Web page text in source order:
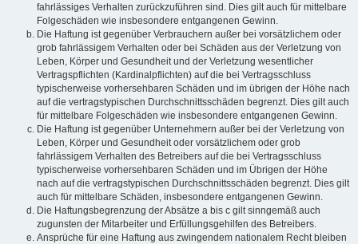
fahrlässiges Verhalten zurückzuführen sind. Dies gilt auch für mittelbare
Folgeschäden wie insbesondere entgangenen Gewinn.
Die Haftung ist gegenüber Verbrauchern außer bei vorsätzlichem oder
grob fahrlässigem Verhalten oder bei Schäden aus der Verletzung von
Leben, Körper und Gesundheit und der Verletzung wesentlicher
Vertragspflichten (Kardinalpflichten) auf die bei Vertragsschluss
typischerweise vorhersehbaren Schäden und im übrigen der Höhe nach
auf die vertragstypischen Durchschnittsschäden begrenzt. Dies gilt auch
für mittelbare Folgeschäden wie insbesondere entgangenen Gewinn.
Die Haftung ist gegenüber Unternehmern außer bei der Verletzung von
Leben, Körper und Gesundheit oder vorsätzlichem oder grob
fahrlässigem Verhalten des Betreibers auf die bei Vertragsschluss
typischerweise vorhersehbaren Schäden und im Übrigen der Höhe
nach auf die vertragstypischen Durchschnittsschäden begrenzt. Dies gilt
auch für mittelbare Schäden, insbesondere entgangenen Gewinn.
Die Haftungsbegrenzung der Absätze a bis c gilt sinngemäß auch
zugunsten der Mitarbeiter und Erfüllungsgehilfen des Betreibers.
Ansprüche für eine Haftung aus zwingendem nationalem Recht bleiben